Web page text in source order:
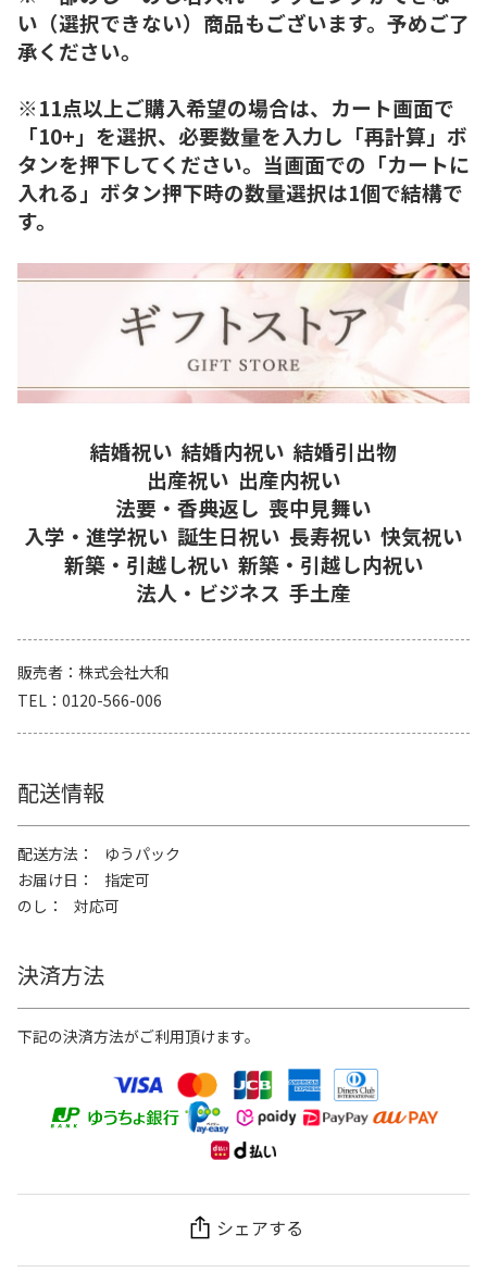
い（選択できない）商品もございます。予めご了
承ください。
※11点以上ご購入希望の場合は、カート画面で
「10+」を選択、必要数量を入力し「再計算」ボ
タンを押下してください。当画面での「カートに
入れる」ボタン押下時の数量選択は1個で結構で
す。
結婚祝い 結婚内祝い 結婚引出物
出産祝い 出産内祝い
法要・香典返し 喪中見舞い
入学・進学祝い 誕生日祝い 長寿祝い 快気祝い
新築・引越し祝い 新築・引越し内祝い
法人・ビジネス 手土産
販売者
株式会社大和
TEL
0120-566-006
配送情報
配送方法
ゆうパック
お届け日
指定可
のし
対応可
決済方法
下記の決済方法がご利用頂けます。
シェアする